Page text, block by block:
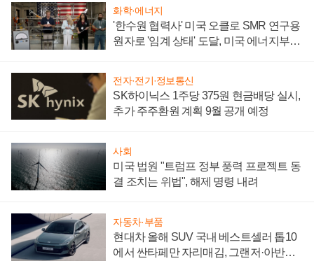
화학·에너지
'한수원 협력사' 미국 오클로 SMR 연구용
원자로 '임계 상태' 도달, 미국 에너지부
전자·전기·정보통신
SK하이닉스 1주당 375원 현금배당 실시,
추가 주주환원 계획 9월 공개 예정
사회
미국 법원 "트럼프 정부 풍력 프로젝트 동
결 조치는 위법", 해제 명령 내려
자동차·부품
현대차 올해 SUV 국내 베스트셀러 톱10
에서 싼타페만 자리매김, 그랜저·아반떼